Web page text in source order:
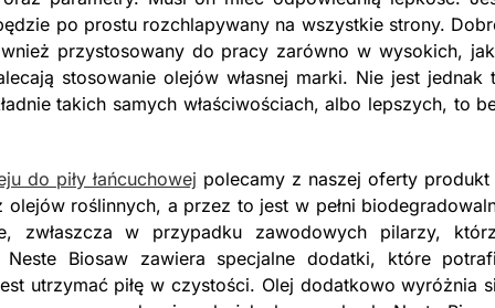
po prostu rozchlapywany na wszystkie strony.
przystosowany do pracy zarówno w wysokich,
stosowanie olejów własnej marki. Nie jest jednak
takich samych właściwościach, albo lepszych, to
do piły łańcuchowej polecamy z naszej oferty produkt
roślinnych, a przez to jest w pełni
w przypadku zawodowych pilarzy,
Biosaw zawiera specjalne dodatki, które
utrzymać piłę w czystości. Olej dodatkowo wyróżnia